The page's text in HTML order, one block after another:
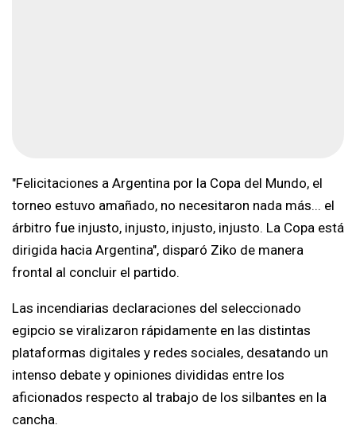
"Felicitaciones a Argentina por la Copa del Mundo, el
torneo estuvo amañado, no necesitaron nada más... el
árbitro fue injusto, injusto, injusto, injusto. La Copa está
dirigida hacia Argentina", disparó Ziko de manera
frontal al concluir el partido.
Las incendiarias declaraciones del seleccionado
egipcio se viralizaron rápidamente en las distintas
plataformas digitales y redes sociales, desatando un
intenso debate y opiniones divididas entre los
aficionados respecto al trabajo de los silbantes en la
cancha.